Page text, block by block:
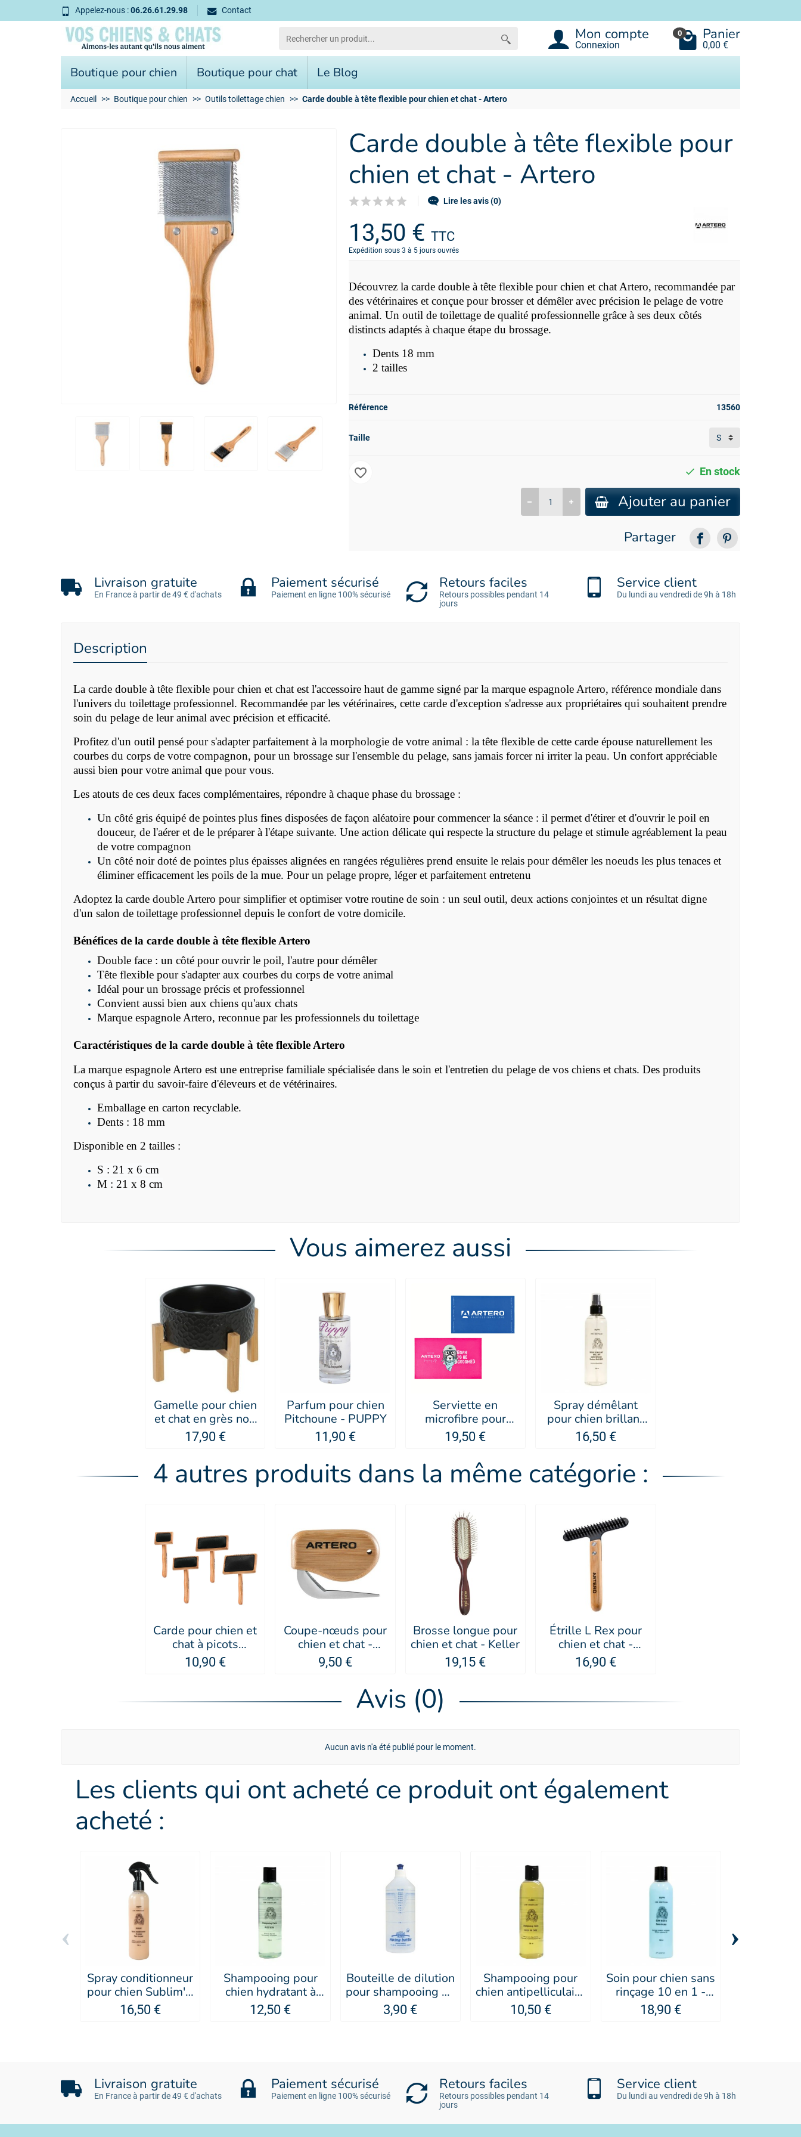
Appelez-nous :06.26.61.29.98 Contact
Mon compte
Connexion
0 Panier
0,00 €
Boutique pour chien Boutique pour chat Le Blog
Accueil Boutique pour chien Outils toilettage chien Carde double à tête flexible pour chien et chat - Artero
Carde double à tête flexible pour
chien et chat - Artero
Lire les avis (0)
13,50 €TTC
Expédition sous 3 à 5 jours ouvrés
Découvrez la carde double à tête flexible pour chien et chat Artero, recommandée par
des vétérinaires et conçue pour brosser et démêler avec précision le pelage de votre
animal. Un outil de toilettage de qualité professionnelle grâce à ses deux côtés
distincts adaptés à chaque étape du brossage.
Dents 18 mm
2 tailles
Référence 13560
Taille
En stock
Ajouter au panier
favorite_border
Partager
Livraison gratuite
En France à partir de 49 € d'achats
Paiement sécurisé
Paiement en ligne 100% sécurisé
Retours faciles
Retours possibles pendant 14
jours
Service client
Du lundi au vendredi de 9h à 18h
Description
La carde double à tête flexible pour chien et chat est l'accessoire haut de gamme signé par la marque espagnole Artero, référence mondiale dans
l'univers du toilettage professionnel. Recommandée par les vétérinaires, cette carde d'exception s'adresse aux propriétaires qui souhaitent prendre
soin du pelage de leur animal avec précision et efficacité.
Profitez d'un outil pensé pour s'adapter parfaitement à la morphologie de votre animal : la tête flexible de cette carde épouse naturellement les
courbes du corps de votre compagnon, pour un brossage sur l'ensemble du pelage, sans jamais forcer ni irriter la peau. Un confort appréciable
aussi bien pour votre animal que pour vous.
Les atouts de ces deux faces complémentaires, répondre à chaque phase du brossage :
Un côté gris équipé de pointes plus fines disposées de façon aléatoire pour commencer la séance : il permet d'étirer et d'ouvrir le poil en
douceur, de l'aérer et de le préparer à l'étape suivante. Une action délicate qui respecte la structure du pelage et stimule agréablement la peau
de votre compagnon
Un côté noir doté de pointes plus épaisses alignées en rangées régulières prend ensuite le relais pour démêler les noeuds les plus tenaces et
éliminer efficacement les poils de la mue. Pour un pelage propre, léger et parfaitement entretenu
Adoptez la carde double Artero pour simplifier et optimiser votre routine de soin : un seul outil, deux actions conjointes et un résultat digne
d'un salon de toilettage professionnel depuis le confort de votre domicile.
Bénéfices de la carde double à tête flexible Artero
Double face : un côté pour ouvrir le poil, l'autre pour démêler
Tête flexible pour s'adapter aux courbes du corps de votre animal
Idéal pour un brossage précis et professionnel
Convient aussi bien aux chiens qu'aux chats
Marque espagnole Artero, reconnue par les professionnels du toilettage
Caractéristiques de la carde double à tête flexible Artero
La marque espagnole Artero est une entreprise familiale spécialisée dans le soin et l'entretien du pelage de vos chiens et chats. Des produits
conçus à partir du savoir-faire d'éleveurs et de vétérinaires.
Emballage en carton recyclable.
Dents : 18 mm
Disponible en 2 tailles :
S : 21 x 6 cm
M : 21 x 8 cm
Vous aimerez aussi
Gamelle pour chien
et chat en grès noir
Keramo - Zolux
17,90 €
Parfum pour chien
Pitchoune - PUPPY
11,90 €
Serviette en
microfibre pour
chien et chat -
Artero
19,50 €
Spray démêlant
pour chien brillant
senteur malabar
sans rinçage -
16,50 €
4 autres produits dans la même catégorie :
Carde pour chien et
chat à picots
protégés Romeo -
Artero
10,90 €
Coupe-nœuds pour
chien et chat -
Artero
9,50 €
Brosse longue pour
chien et chat - Keller
19,15 €
Étrille L Rex pour
chien et chat -
Artero
16,90 €
Avis (0)
Aucun avis n'a été publié pour le moment.
Les clients qui ont acheté ce produit ont également
acheté :
Spray conditionneur
pour chien Sublim' -
PUPPY
16,50 €
Shampooing pour
chien hydratant à
l'Aloe Vera - PUPPY
12,50 €
Bouteille de dilution
pour shampooing de
1 Litre
3,90 €
Shampooing pour
chien antipelliculaire
à l'huile de cade -
PUPPY
10,50 €
Soin pour chien sans
rinçage 10 en 1 -
PUPPY
18,90 €
‹ ›
Livraison gratuite
En France à partir de 49 € d'achats
Paiement sécurisé
Paiement en ligne 100% sécurisé
Retours faciles
Retours possibles pendant 14
jours
Service client
Du lundi au vendredi de 9h à 18h